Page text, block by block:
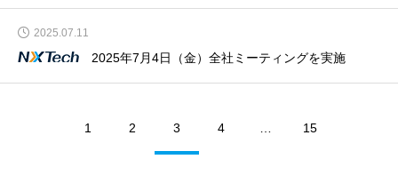
2025.07.11
2025年7月4日（金）全社ミーティングを実施
1 2 3 4 15